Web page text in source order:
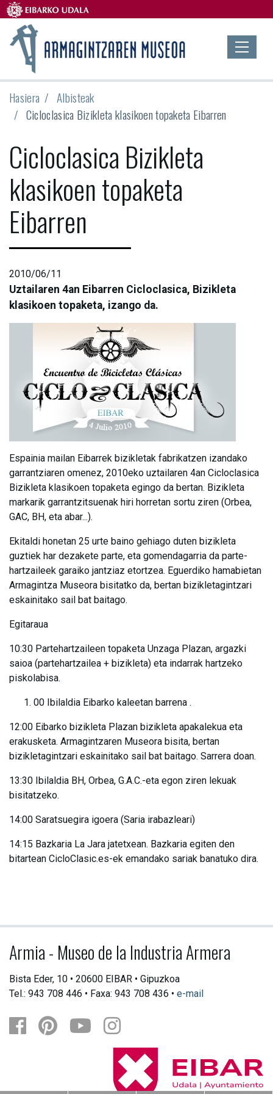
Hasiera
Albisteak
Cicloclasica Bizikleta klasikoen topaketa Eibarren
Cicloclasica Bizikleta
klasikoen topaketa
Eibarren
2010/06/11
Uztailaren 4an Eibarren Cicloclasica, Bizikleta
klasikoen topaketa, izango da.
Espainia mailan Eibarrek bizikletak fabrikatzen izandako
garrantziaren omenez, 2010eko uztailaren 4an Cicloclasica
Bizikleta klasikoen topaketa egingo da bertan. Bizikleta
markarik garrantzitsuenak hiri horretan sortu ziren (Orbea,
GAC, BH, eta abar...).
Ekitaldi honetan 25 urte baino gehiago duten bizikleta
guztiek har dezakete parte, eta gomendagarria da parte-
hartzaileek garaiko jantziaz etortzea. Eguerdiko hamabietan
Armagintza Museora bisitatko da, bertan bizikletagintzari
eskainitako sail bat baitago.
Egitaraua
10:30 Partehartzaileen topaketa Unzaga Plazan, argazki
saioa (partehartzailea + bizikleta) eta indarrak hartzeko
piskolabisa.
00 Ibilaldia Eibarko kaleetan barrena .
12:00 Eibarko bizikleta Plazan bizikleta apakalekua eta
erakusketa. Armagintzaren Museora bisita, bertan
bizikletagintzari eskainitako sail bat baitago. Sarrera doan.
13:30 Ibilaldia BH, Orbea, G.A.C.-eta egon ziren lekuak
bisitatzeko.
14:00 Saratsuegira igoera (Saria irabazleari)
14:15 Bazkaria La Jara jatetxean. Bazkaria egiten den
bitartean CicloClasic.es-ek emandako sariak banatuko dira.
Armia - Museo de la Industria Armera
Bista Eder, 10 • 20600 EIBAR • Gipuzkoa
Tel.: 943 708 446 • Faxa: 943 708 436 • e-mail